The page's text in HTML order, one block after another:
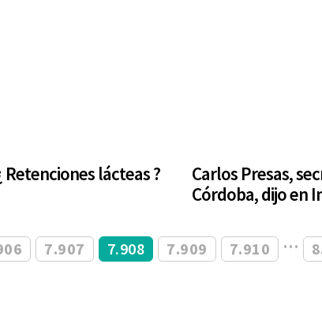
Retenciones lácteas ?
Carlos Presas,
Córdoba, dijo en
7.907 7.908 7.909 7.910 …